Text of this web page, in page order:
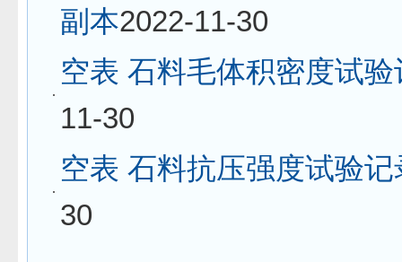
副本2022-11-30
空表 石料毛体积密度试验
11-30
空表 石料抗压强度试验记
30